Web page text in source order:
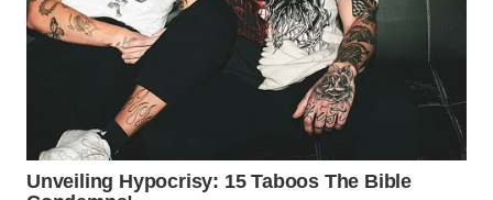
BOROBUDUR
WN
SURABAYA